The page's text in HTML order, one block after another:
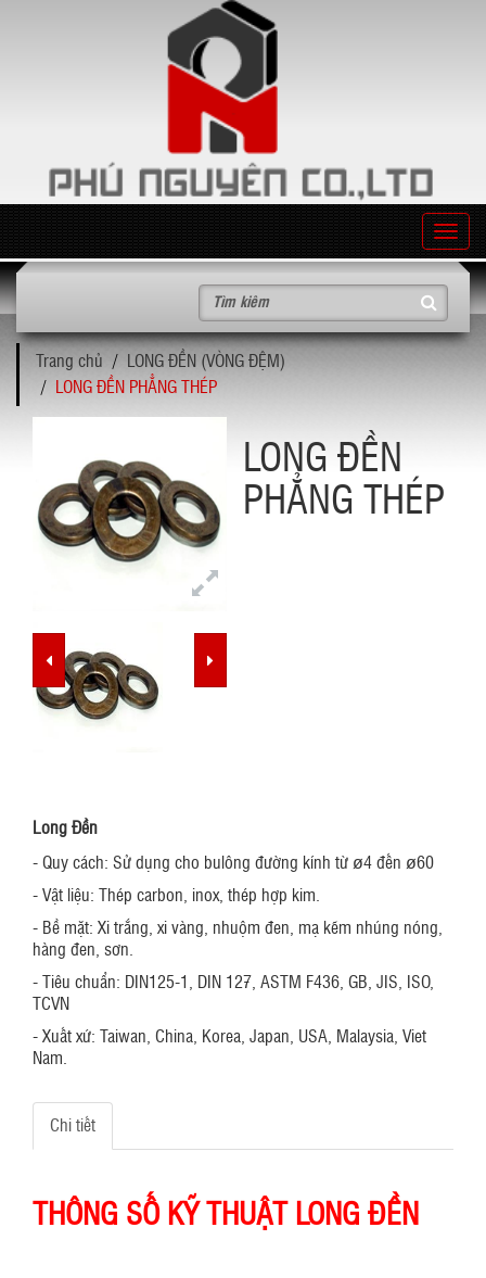
T
o
g
l
Trang chủ
LONG ĐỀN (VÒNG ĐỆM)
LONG ĐỀN PHẲNG THÉP
LONG ĐỀN
PHẲNG THÉP
Long Đền
- Quy cách: Sử dụng cho bulông đường kính từ ø4 đến ø60
- Vật liệu: Thép carbon, inox, thép hợp kim.
- Bề mặt: Xi trắng, xi vàng, nhuộm đen, mạ kẽm nhúng nóng,
hàng đen, sơn.
- Tiêu chuẩn: DIN125-1, DIN 127, ASTM F436, GB, JIS, ISO,
TCVN
- Xuất xứ: Taiwan, China, Korea, Japan, USA, Malaysia, Viet
Nam.
Chi tiết
THÔNG SỐ KỸ THUẬT LONG ĐỀN